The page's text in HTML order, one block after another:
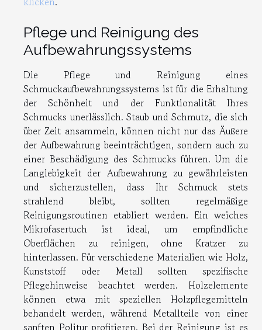
Pflege und Reinigung des
Aufbewahrungssystems
Die Pflege und Reinigung eines
Schmuckaufbewahrungssystems ist für die Erhaltung
der Schönheit und der Funktionalität Ihres
Schmucks unerlässlich. Staub und Schmutz, die sich
über Zeit ansammeln, können nicht nur das Äußere
der Aufbewahrung beeinträchtigen, sondern auch zu
einer Beschädigung des Schmucks führen. Um die
Langlebigkeit der Aufbewahrung zu gewährleisten
und sicherzustellen, dass Ihr Schmuck stets
strahlend bleibt, sollten regelmäßige
Reinigungsroutinen etabliert werden. Ein weiches
Mikrofasertuch ist ideal, um empfindliche
Oberflächen zu reinigen, ohne Kratzer zu
hinterlassen. Für verschiedene Materialien wie Holz,
Kunststoff oder Metall sollten spezifische
Pflegehinweise beachtet werden. Holzelemente
können etwa mit speziellen Holzpflegemitteln
behandelt werden, während Metallteile von einer